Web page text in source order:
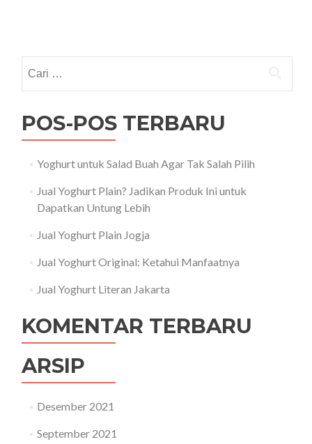
navigation
untuk:
POS-POS TERBARU
Yoghurt untuk Salad Buah Agar Tak Salah Pilih
Jual Yoghurt Plain? Jadikan Produk Ini untuk
Dapatkan Untung Lebih
Jual Yoghurt Plain Jogja
Jual Yoghurt Original: Ketahui Manfaatnya
Jual Yoghurt Literan Jakarta
KOMENTAR TERBARU
ARSIP
Desember 2021
September 2021